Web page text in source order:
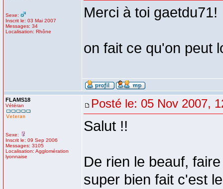
Sexe:
Inscrit le: 03 Mai 2007
Messages: 34
Localisation: Rhône
Merci à toi gaetdu71!
on fait ce qu'on peut
FLAMS18
Vétéran
Sexe:
Inscrit le: 09 Sep 2006
Messages: 3105
Localisation: Agglomération
lyonnaise
Posté le: 05 Nov 2007,
Salut !!
De rien le beauf,
super bien fait c'est